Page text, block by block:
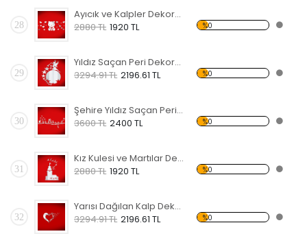
28
Ayıcık ve Kalpler Dekoratif Kırılmaz Ayna
2880 TL 1920 TL %0
29
Yıldız Saçan Peri Dekoratif Kırılmaz Ayna
3294.91 TL 2196.61 TL %0
30
Şehire Yıldız Saçan Peri Dekoratif Kırılmaz Ayna
3600 TL 2400 TL %0
31
Kız Kulesi ve Martılar Dekoratif Kırılmaz Ayna
2880 TL 1920 TL %0
32
Yarısı Dağılan Kalp Dekoratif Kırılmaz Ayna
3294.91 TL 2196.61 TL %0